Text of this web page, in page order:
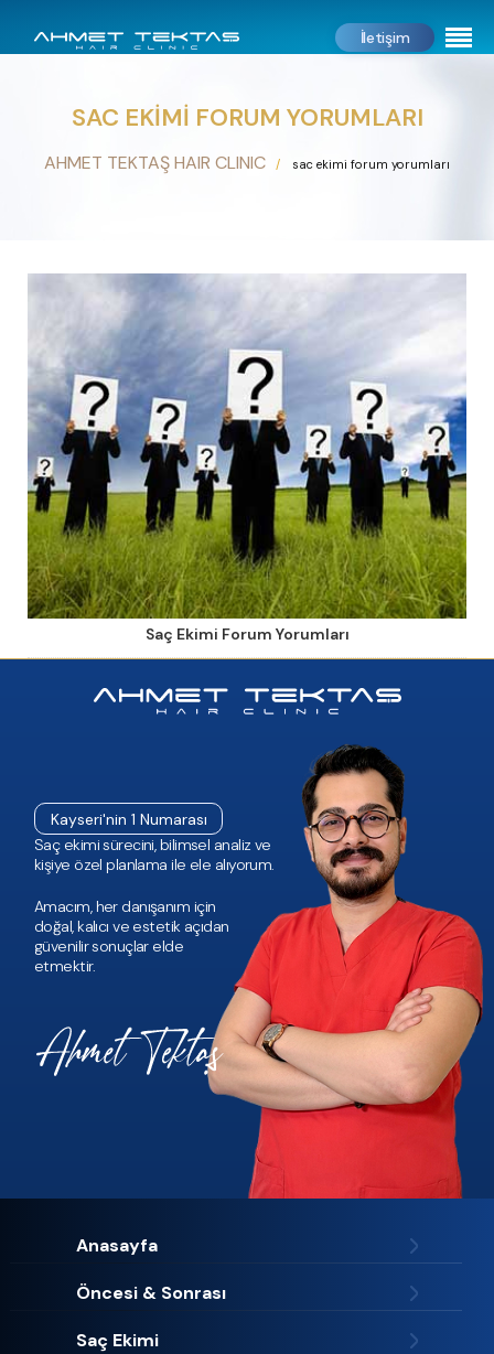
İletişim
SAC EKIMI FORUM YORUMLARI
AHMET TEKTAŞ HAIR CLINIC sac ekimi forum yorumları
Saç Ekimi Forum Yorumları
Anasayfa
Öncesi & Sonrası
Saç Ekimi
Kayseri'nin 1 Numarası
Saç ekimi sürecini, bilimsel analiz ve
kişiye özel planlama ile ele alıyorum.
Amacım, her danışanım için
doğal, kalıcı ve estetik açıdan
güvenilir sonuçlar elde
etmektir.